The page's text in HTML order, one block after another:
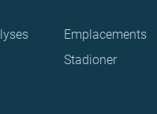
Emplacements
Stadioner